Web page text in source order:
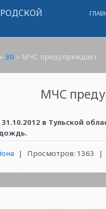
» 30 » МЧС предупреждает
МЧС
31.10.2012 в Тульской
| Просмотров: 1363 |